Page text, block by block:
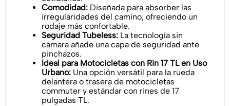
Comodidad: Diseñada para absorber las
irregularidades del camino, ofreciendo un
rodaje más confortable.
Seguridad Tubeless: La tecnología sin
cámara añade una capa de seguridad ante
pinchazos.
Ideal para Motocicletas con Rin 17 TL en Uso
Urbano: Una opción versátil para la rueda
delantera o trasera de motocicletas
commuter y estándar con rines de 17
pulgadas TL.